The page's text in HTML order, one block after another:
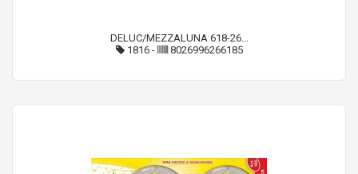
DELUC/MEZZALUNA 618-26...
1816- 8026996266185